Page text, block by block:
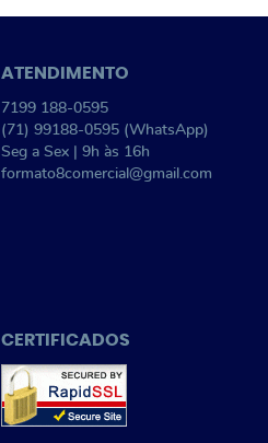
ATENDIMENTO
7199 188-0595
(71) 99188-0595 (WhatsApp)
Seg a Sex | 9h às 16h
formato8comercial@gmail.com
CERTIFICADOS